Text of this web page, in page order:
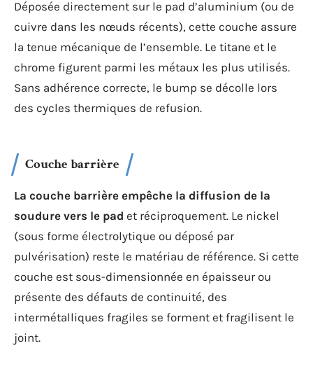
Déposée directement sur le pad d’aluminium (ou de
cuivre dans les nœuds récents), cette couche assure
la tenue mécanique de l’ensemble. Le titane et le
chrome figurent parmi les métaux les plus utilisés.
Sans adhérence correcte, le bump se décolle lors
des cycles thermiques de refusion.
Couche barrière
La couche barrière empêche la diffusion de la
soudure vers le pad et réciproquement. Le nickel
(sous forme électrolytique ou déposé par
pulvérisation) reste le matériau de référence. Si cette
couche est sous-dimensionnée en épaisseur ou
présente des défauts de continuité, des
intermétalliques fragiles se forment et fragilisent le
joint.